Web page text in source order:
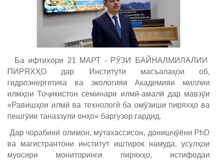
Ба ифтихори 21 МАРТ - РӮЗИ БАЙНАЛМИЛАЛИИ
ПИРЯХҲО дар Институти масъалаҳои об,
гидроэнергетика ва экологияи Академияи миллии
илмҳои Тоҷикистон семинари илмӣ-амалӣ дар мавзӯи
«Равишҳои илмӣ ва технологӣ ба омӯзиши пиряхҳо ва
пешгӯии таназзули онҳо» баргузор гардид.
Дар чорабинӣ олимон, мутахассисон, донишҷӯёни PhD
ва магистрантони институт иштирок намуда, усулҳои
муосири мониторинги пиряхҳо, истифодаи